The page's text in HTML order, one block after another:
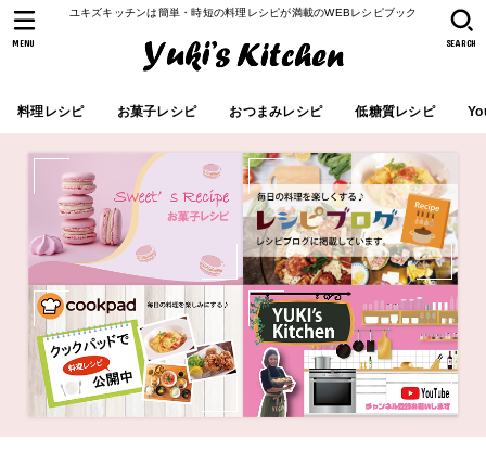
ユキズキッチンは簡単・時短の料理レシピが満載のWEBレシピブック
料理レシピ お菓子レシピ おつまみレシピ 低糖質レシピ
SEARCH
MENU